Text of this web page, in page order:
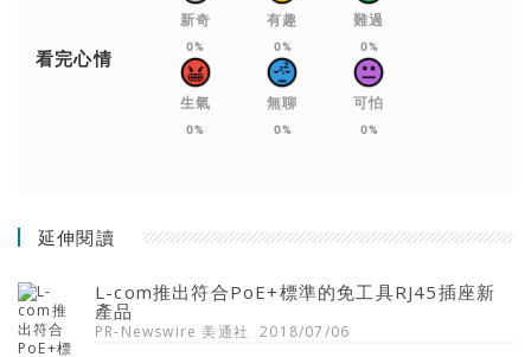
看完心情
新奇
0%
有趣
0%
難過
0%
生氣
0%
無聊
0%
可怕
0%
延伸閱讀
L-com推出符合PoE+標準的免工具RJ45插座新
產品
PR-Newswire 美通社 2018/07/06